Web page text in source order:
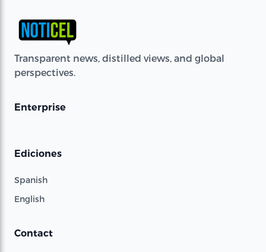
Transparent news, distilled views, and global
perspectives.
Enterprise
Ediciones
Spanish
English
Contact